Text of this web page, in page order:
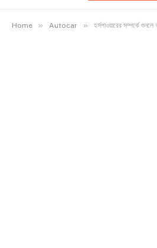
Home » Autocar » হর্সপাওয়ারের সম্পর্কে শুনলে আপনি আবারো